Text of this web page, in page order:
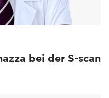
bei der S-scan